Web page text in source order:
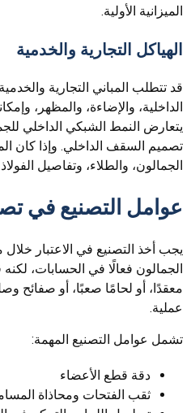
الميزانية الأولية.
الهياكل التجارية والخدمية
قد تتطلب المباني التجارية
الداخلية، والإضاءة، والمظهر،
يتعارض النمط الشبكي الداخلي
تصميم السقف الداخلي. وإذا كان
الجمالون، والطلاء، وتفاصيل
عوامل التصنيع في
يجب أخذ التصنيع في الاعتبار
الجمالون فعالًا في الحسابات،
معقدًا، أو لحامًا صعبًا، أو صفائح
عملية.
تشمل عوامل التصنيع المهمة:
دقة قطع الأعضاء
ثقب الفتحات ومحاذاة